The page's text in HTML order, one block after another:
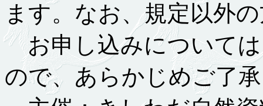
ます。なお、規定以外
お申し込みについては
ので、あらかじめご了